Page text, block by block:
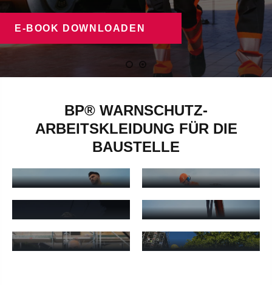
E-BOOK DOWNLOADEN
BP® WARNSCHUTZ-
ARBEITSKLEIDUNG FÜR DIE
BAUSTELLE
BAUSTELLEN-
Baustellen-Hosen - mehr erfahren
BAUSTELLEN-
Baustellen-Shorts - mehr
BAUSTELLEN-
LATZHOSEN
BAUSTELLEN-
WESTEN
Baustellen-Westen - mehr
JACKEN
Baustellen-Jacken - mehr erfahren
BAUSTELLEN-
SHIRTS
Baustellen-Shirts - mehr